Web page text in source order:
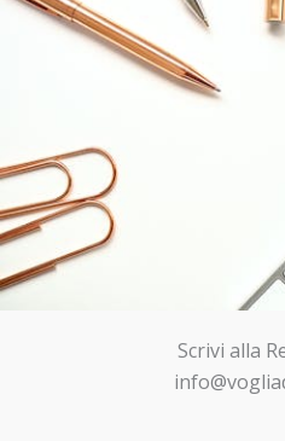
Scrivi alla